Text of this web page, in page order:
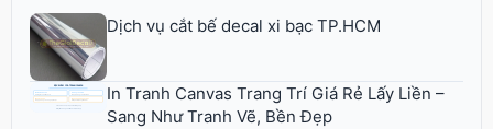
Dịch vụ cắt bế decal xi bạc TP.HCM
In Tranh Canvas Trang Trí Giá Rẻ Lấy Liền –
Sang Như Tranh Vẽ, Bền Đẹp